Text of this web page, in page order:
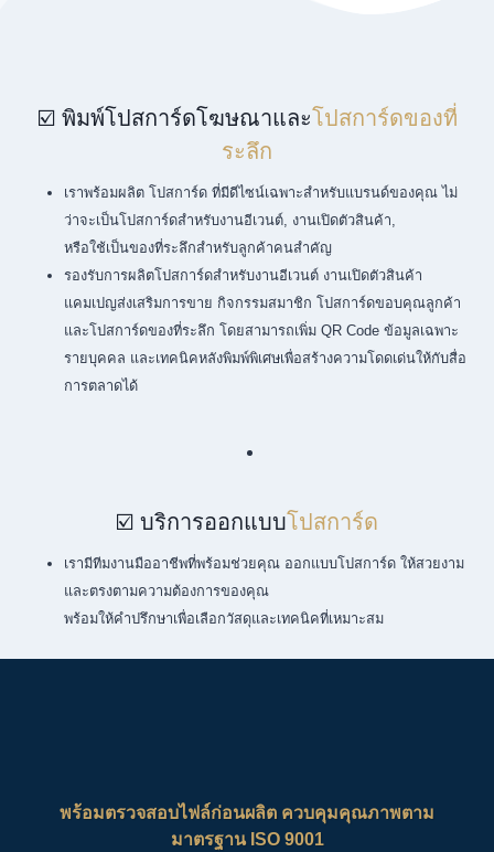
☑️ พิมพ์โปสการ์ดโฆษณาและโปสการ์ดของที่
ระลึก
เราพร้อมผลิต โปสการ์ด ที่มีดีไซน์เฉพาะสำหรับแบรนด์ของคุณ ไม่
ว่าจะเป็นโปสการ์ดสำหรับงานอีเวนต์, งานเปิดตัวสินค้า,
หรือใช้เป็นของที่ระลึกสำหรับลูกค้าคนสำคัญ
รองรับการผลิตโปสการ์ดสำหรับงานอีเวนต์ งานเปิดตัวสินค้า
แคมเปญส่งเสริมการขาย กิจกรรมสมาชิก โปสการ์ดขอบคุณลูกค้า
และโปสการ์ดของที่ระลึก โดยสามารถเพิ่ม QR Code ข้อมูลเฉพาะ
รายบุคคล และเทคนิคหลังพิมพ์พิเศษเพื่อสร้างความโดดเด่นให้กับสื่อ
การตลาดได้
☑️ บริการออกแบบโปสการ์ด
เรามีทีมงานมืออาชีพที่พร้อมช่วยคุณ ออกแบบโปสการ์ด ให้สวยงาม
และตรงตามความต้องการของคุณ
พร้อมให้คำปรึกษาเพื่อเลือกวัสดุและเทคนิคที่เหมาะสม
พร้อมตรวจสอบไฟล์ก่อนผลิต ควบคุมคุณภาพตาม
มาตรฐาน ISO 9001